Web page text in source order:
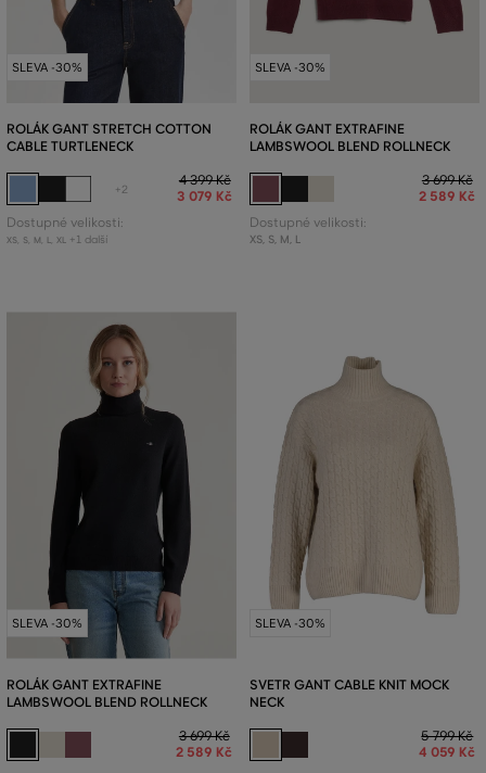
SLEVA -30%
ROLÁK GANT STRETCH COTTON
CABLE TURTLENECK
+2
4 399 Kč
3 079 Kč
Dostupné velikosti:
XS, S, M L XL +1 další
SLEVA -30%
ROLÁK GANT EXTRAFINE
LAMBSWOOL BLEND ROLLNECK
3 699 Kč
2 589 Kč
Dostupné velikosti:
XS, S, M, L
SLEVA -30%
ROLÁK GANT EXTRAFINE
LAMBSWOOL BLEND ROLLNECK
3 699 Kč
2 589 Kč
SLEVA -30%
SVETR GANT CABLE KNIT MOCK
NECK
5 799 Kč
4 059 Kč